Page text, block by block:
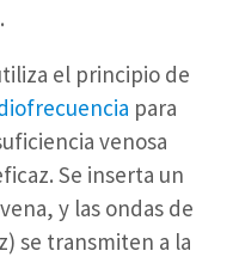
el principio de
para
venosa
Se inserta un
y las ondas de
se transmiten a la